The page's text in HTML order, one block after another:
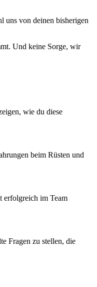
uns von deinen bisherigen
Und keine Sorge, wir
wie du diese
beim Rüsten und
erfolgreich im Team
Fragen zu stellen, die